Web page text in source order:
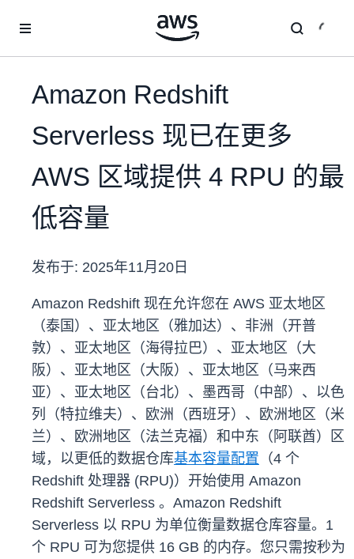
Amazon Redshift
Serverless 现已在更多
AWS 区域提供 4 RPU 的最
低容量
发布于: 2025年11月20日
Amazon Redshift 现在允许您在 AWS 亚太地区
（泰国）、亚太地区（雅加达）、非洲（开普
敦）、亚太地区（海得拉巴）、亚太地区（大
阪）、亚太地区（大阪）、亚太地区（马来西
亚）、亚太地区（台北）、墨西哥（中部）、以色
列（特拉维夫）、欧洲（西班牙）、欧洲地区（米
兰）、欧洲地区（法兰克福）和中东（阿联酋）区
域，以更低的数据仓库基本容量配置 （4 个
Redshift 处理器 (RPU)）开始使用 Amazon
Redshift Serverless 。Amazon Redshift
Serverless 以 RPU 为单位衡量数据仓库容量。1
个 RPU 可为您提供 16 GB 的内存。您只需按秒为